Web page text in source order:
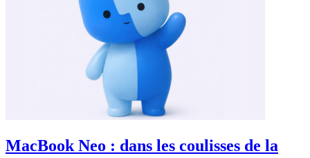
MacBook Neo : dans les coulisses de la